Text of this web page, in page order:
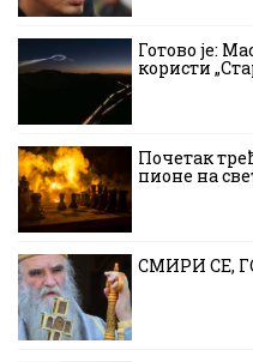
Готово је:
користи
Почетак
пионе на
СМИРИ СЕ,